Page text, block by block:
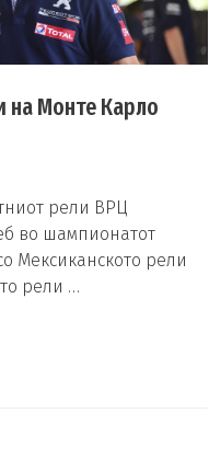
на Монте Карло
рели ВРЦ
во шампионатот
Мексиканското рели
рели …